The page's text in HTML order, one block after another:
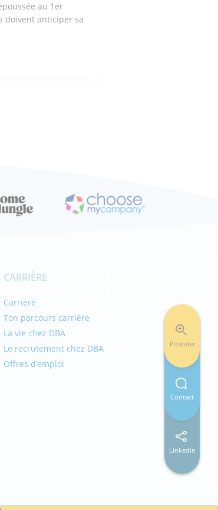
au 1er
doivent anticiper sa
Postuler
Contact
Linkedin
CARRIÈRE
Carrière
Ton parcours carrière
La vie chez DBA
Le recrutement chez DBA
Offres d’emploi